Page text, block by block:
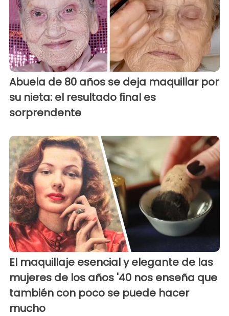
Abuela de 80 años se deja maquillar por
su nieta: el resultado final es
sorprendente
El maquillaje esencial y elegante de las
mujeres de los años '40 nos enseña que
también con poco se puede hacer
mucho